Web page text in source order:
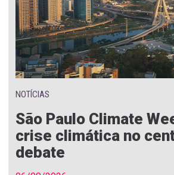
NOTÍCIAS
São Paulo Climate
crise climática no
debate